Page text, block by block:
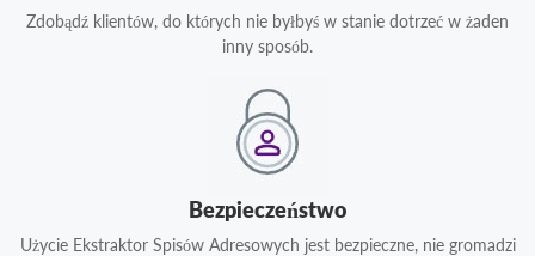
Zdobądź klientów, do których nie byłbyś w stanie dotrzeć w żaden
inny sposób.
Bezpieczeństwo
Użycie Ekstraktor Spisów Adresowych jest bezpieczne, nie gromadzi